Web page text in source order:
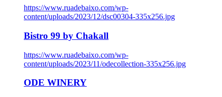
https://www.ruadebaixo.com/wp-
content/uploads/2023/12/dsc00304-335x256.jpg
Bistro 99 by Chakall
https://www.ruadebaixo.com/wp-
content/uploads/2023/11/odecollection-335x256.jpg
ODE WINERY